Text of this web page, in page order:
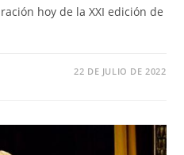
hoy de la XXI edición de
22 DE JULIO DE 2022